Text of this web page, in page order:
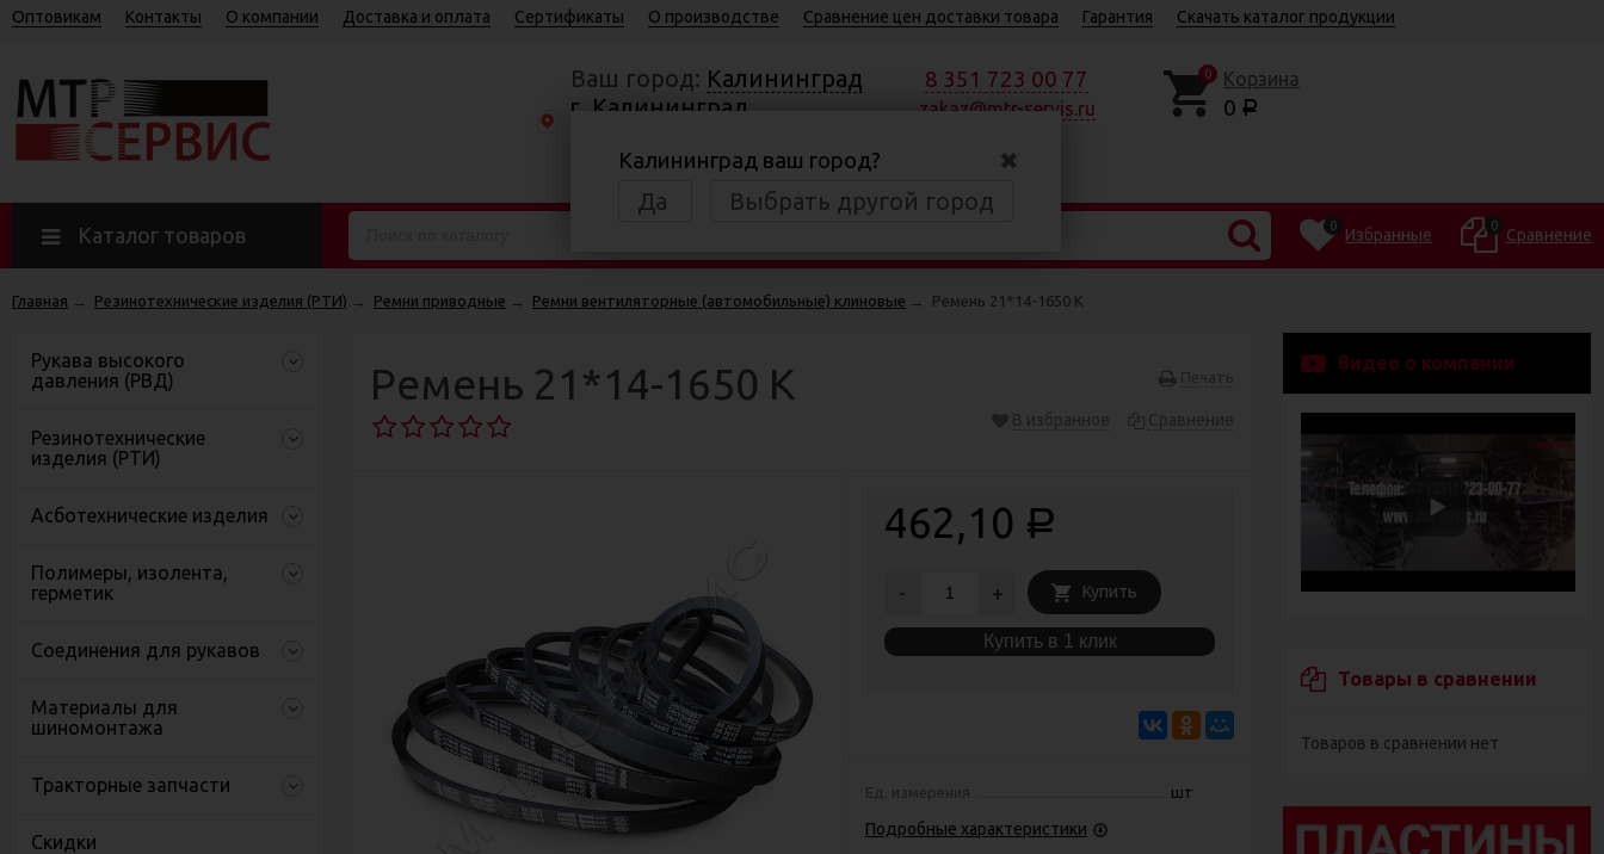
Оптовикам Контакты О компании Доставка и оплата Сертификаты О производстве Сравнение цен доставки товара Гарантия Скачать каталог продукции
Ваш город: Калининград
✖
Калининград ваш город?
Да Выбрать другой город
г. Калининград,
Пн—Пт 8:30—17:00
8 351 723 00 77
zakaz@mtr-servis.ru
0 Корзина
0 Р
Каталог товаров 0 Избранные 0 Сравнение
Главная → Резинотехнические изделия (РТИ) → Ремни приводные → Ремни вентиляторные (автомобильные) клиновые → Ремень 21*14-1650 К
Видео о компании
Товары в сравнении
Товаров в сравнении нет
Рукава высокого
давления (РВД)
Резинотехнические
изделия (РТИ)
Асботехнические изделия
Полимеры, изолента,
герметик
Соединения для рукавов
Материалы для
шиномонтажа
Тракторные запчасти
Скидки
Ремень 21*14-1650 К
462,10 Р
- + Купить
Купить в 1 клик
Ед. измерения шт
Подробные характеристики